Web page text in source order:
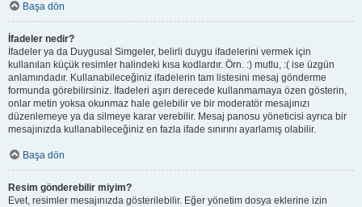
Başa dön
İfadeler nedir?
İfadeler ya da Duygusal Simgeler, belirli duygu ifadelerini vermek için
kullanılan küçük resimler halindeki kısa kodlardır. Örn. :) mutlu, :( ise üzgün
anlamındadır. Kullanabileceğiniz ifadelerin tam listesini mesaj gönderme
formunda görebilirsiniz. İfadeleri aşırı derecede kullanmamaya özen gösterin,
onlar metin yoksa okunmaz hale gelebilir ve bir moderatör mesajınızı
düzenlemeye ya da silmeye karar verebilir. Mesaj panosu yöneticisi ayrıca bir
mesajınızda kullanabileceğiniz en fazla ifade sınırını ayarlamış olabilir.
Başa dön
Resim gönderebilir miyim?
Evet, resimler mesajınızda gösterilebilir. Eğer yönetim dosya eklerine izin